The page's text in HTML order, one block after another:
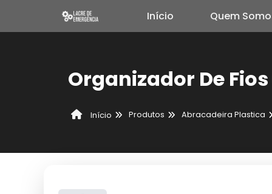
Início Quem
Organizador De
Início Produtos Abracadeira Plastica